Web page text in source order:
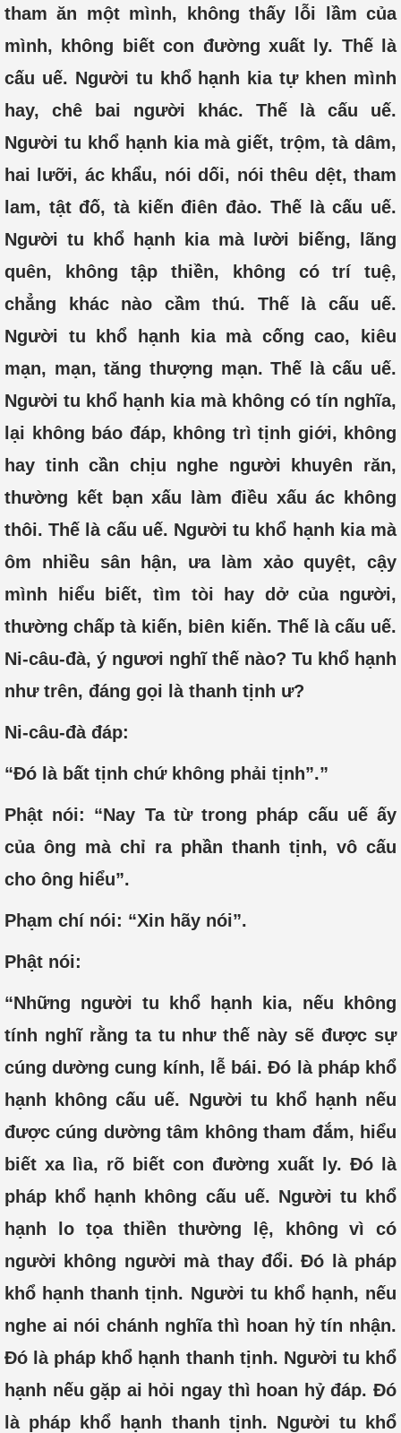
tham ăn một mình, không thấy lỗi lầm của
mình, không biết con đường xuất ly. Thế là
cấu uế. Người tu khổ hạnh kia tự khen mình
hay, chê bai người khác. Thế là cấu uế.
Người tu khổ hạnh kia mà giết, trộm, tà dâm,
hai lưỡi, ác khẩu, nói dối, nói thêu dệt, tham
lam, tật đố, tà kiến điên đảo. Thế là cấu uế.
Người tu khổ hạnh kia mà lười biếng, lãng
quên, không tập thiền, không có trí tuệ,
chẳng khác nào cầm thú. Thế là cấu uế.
Người tu khổ hạnh kia mà cống cao, kiêu
mạn, mạn, tăng thượng mạn. Thế là cấu uế.
Người tu khổ hạnh kia mà không có tín nghĩa,
lại không báo đáp, không trì tịnh giới, không
hay tinh cần chịu nghe người khuyên răn,
thường kết bạn xấu làm điều xấu ác không
thôi. Thế là cấu uế. Người tu khổ hạnh kia mà
ôm nhiều sân hận, ưa làm xảo quyệt, cậy
mình hiểu biết, tìm tòi hay dở của người,
thường chấp tà kiến, biên kiến. Thế là cấu uế.
Ni-câu-đà, ý ngươi nghĩ thế nào? Tu khổ hạnh
như trên, đáng gọi là thanh tịnh ư?
Ni-câu-đà đáp:
“Đó là bất tịnh chứ không phải tịnh”.”
Phật nói: “Nay Ta từ trong pháp cấu uế ấy
của ông mà chỉ ra phần thanh tịnh, vô cấu
cho ông hiểu”.
Phạm chí nói: “Xin hãy nói”.
Phật nói:
“Những người tu khổ hạnh kia, nếu không
tính nghĩ rằng ta tu như thế này sẽ được sự
cúng dường cung kính, lễ bái. Đó là pháp khổ
hạnh không cấu uế. Người tu khổ hạnh nếu
được cúng dường tâm không tham đắm, hiểu
biết xa lìa, rõ biết con đường xuất ly. Đó là
pháp khổ hạnh không cấu uế. Người tu khổ
hạnh lo tọa thiền thường lệ, không vì có
người không người mà thay đổi. Đó là pháp
khổ hạnh thanh tịnh. Người tu khổ hạnh, nếu
nghe ai nói chánh nghĩa thì hoan hỷ tín nhận.
Đó là pháp khổ hạnh thanh tịnh. Người tu khổ
hạnh nếu gặp ai hỏi ngay thì hoan hỷ đáp. Đó
là pháp khổ hạnh thanh tịnh. Người tu khổ